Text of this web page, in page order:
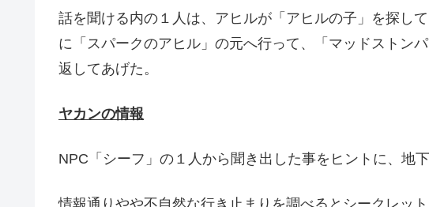
話を聞ける内の１人は、アヒルが「アヒルの子」を探し
に「スパークのアヒル」の元へ行って、「マッドストン
返してあげた。
ヤカンの情報
NPC「シーフ」の１人から聞き出した事をヒントに、地